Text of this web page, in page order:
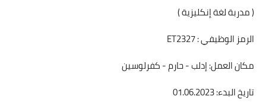
( مدربة لغة إنكليزية )
الرمز الوظيفي : ET2327
مكان العمل: إدلب - حارم - كفرلوسين
تاريخ البدء: 01.06.2023